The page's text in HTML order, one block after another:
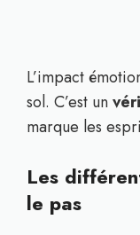
L’impact
sol. C’est un
marque les
Les
le pas